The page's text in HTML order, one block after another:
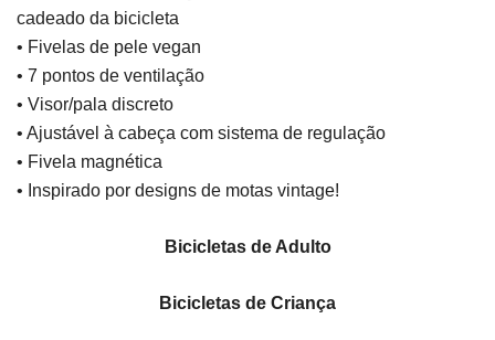
cadeado da bicicleta
• Fivelas de pele vegan
• 7 pontos de ventilação
• Visor/pala discreto
• Ajustável à cabeça com sistema de regulação
• Fivela magnética
• Inspirado por designs de motas vintage!
Bicicletas de Adulto
Bicicletas de Criança